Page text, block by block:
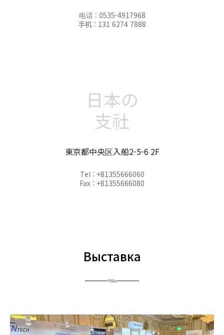
电话 : 0535-4917968
手机 : 131 6274 7888
日本の
支社
東京都中央区入船2-5-6 2F
Tel : +81355666060
Fax : +81355666080
Выставка